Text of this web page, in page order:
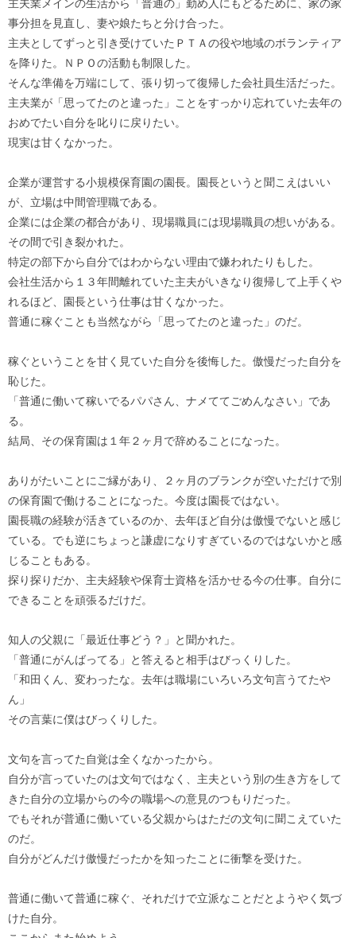
主夫業メインの生活から「普通の」勤め人にもどるために、家の家
事分担を見直し、妻や娘たちと分け合った。
主夫としてずっと引き受けていたＰＴＡの役や地域のボランティア
を降りた。ＮＰＯの活動も制限した。
そんな準備を万端にして、張り切って復帰した会社員生活だった。
主夫業が「思ってたのと違った」ことをすっかり忘れていた去年の
おめでたい自分を叱りに戻りたい。
現実は甘くなかった。
企業が運営する小規模保育園の園長。園長というと聞こえはいい
が、立場は中間管理職である。
企業には企業の都合があり、現場職員には現場職員の想いがある。
その間で引き裂かれた。
特定の部下から自分ではわからない理由で嫌われたりもした。
会社生活から１３年間離れていた主夫がいきなり復帰して上手くや
れるほど、園長という仕事は甘くなかった。
普通に稼ぐことも当然ながら「思ってたのと違った」のだ。
稼ぐということを甘く見ていた自分を後悔した。傲慢だった自分を
恥じた。
「普通に働いて稼いでるパパさん、ナメててごめんなさい」であ
る。
結局、その保育園は１年２ヶ月で辞めることになった。
ありがたいことにご縁があり、２ヶ月のブランクが空いただけで別
の保育園で働けることになった。今度は園長ではない。
園長職の経験が活きているのか、去年ほど自分は傲慢でないと感じ
ている。でも逆にちょっと謙虚になりすぎているのではないかと感
じることもある。
探り探りだか、主夫経験や保育士資格を活かせる今の仕事。自分に
できることを頑張るだけだ。
知人の父親に「最近仕事どう？」と聞かれた。
「普通にがんばってる」と答えると相手はびっくりした。
「和田くん、変わったな。去年は職場にいろいろ文句言うてたや
ん」
その言葉に僕はびっくりした。
文句を言ってた自覚は全くなかったから。
自分が言っていたのは文句ではなく、主夫という別の生き方をして
きた自分の立場からの今の職場への意見のつもりだった。
でもそれが普通に働いている父親からはただの文句に聞こえていた
のだ。
自分がどんだけ傲慢だったかを知ったことに衝撃を受けた。
普通に働いて普通に稼ぐ、それだけで立派なことだとようやく気づ
けた自分。